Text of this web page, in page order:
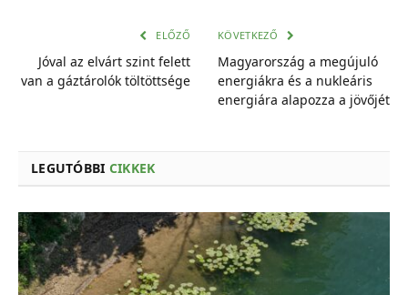
ELŐZŐ
Jóval az elvárt szint felett
van a gáztárolók töltöttsége
KÖVETKEZŐ
Magyarország a megújuló
energiákra és a nukleáris
energiára alapozza a jövőjét
LEGUTÓBBI CIKKEK